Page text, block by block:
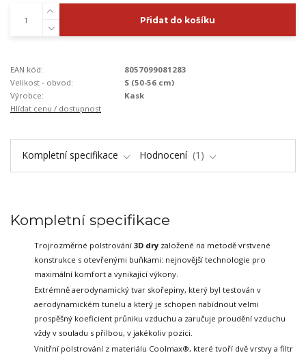
Přidat do košíku
EAN kód:
8057099081283
Velikost - obvod:
S (50-56 cm)
Výrobce:
Kask
Hlídat cenu / dostupnost
Kompletní specifikace Hodnocení 1
Kompletní specifikace
Trojrozměrné polstrování 3D dry založené na metodě vrstvené
konstrukce s otevřenými buňkami: nejnovější technologie pro
maximální komfort a vynikající výkony.
Extrémně aerodynamický tvar skořepiny, který byl testován v
aerodynamickém tunelu a který je schopen nabídnout velmi
prospěšný koeficient průniku vzduchu a zaručuje proudění vzduchu
vždy v souladu s přilbou, v jakékoliv pozici.
Vnitřní polstrování z materiálu Coolmax®, které tvoří dvě vrstvy a filtr